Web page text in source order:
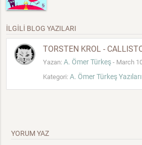
İLGİLİ BLOG YAZILARI
TORSTEN KROL -
Yazan: A. Ömer Türkeş - March
Kategori: A. Ömer Türkeş Yazıları
YORUM YAZ